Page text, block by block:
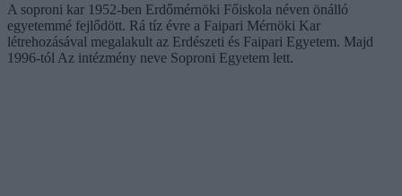
A soproni kar 1952-ben Erdőmérnöki Főiskola néven önálló
egyetemmé fejlődött. Rá tíz évre a Faipari Mérnöki Kar
létrehozásával megalakult az Erdészeti és Faipari Egyetem. Majd
1996-tól Az intézmény neve Soproni Egyetem lett.